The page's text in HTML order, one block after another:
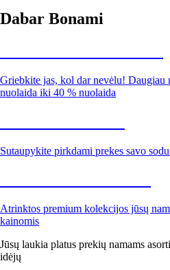
Dabar Bonami
Griebkite jas, kol dar nevėlu! Daugiau
nuolaida iki 40 % nuolaida
Sutaupykite pirkdami prekes savo
Atrinktos premium kolekcijos jūsų
kainomis
Jūsų laukia platus prekių namams
idėjų